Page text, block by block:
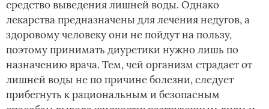
средство выведения лишней воды. Однако
лекарства предназначены для лечения недугов, а
здоровому человеку они не пойдут на пользу,
поэтому принимать диуретики нужно лишь по
назначению врача. Тем, чей организм страдает от
лишней воды не по причине болезни, следует
прибегнуть к рациональным и безопасным